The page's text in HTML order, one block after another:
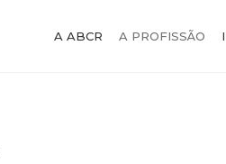
A ABCR A PROFISSÃO